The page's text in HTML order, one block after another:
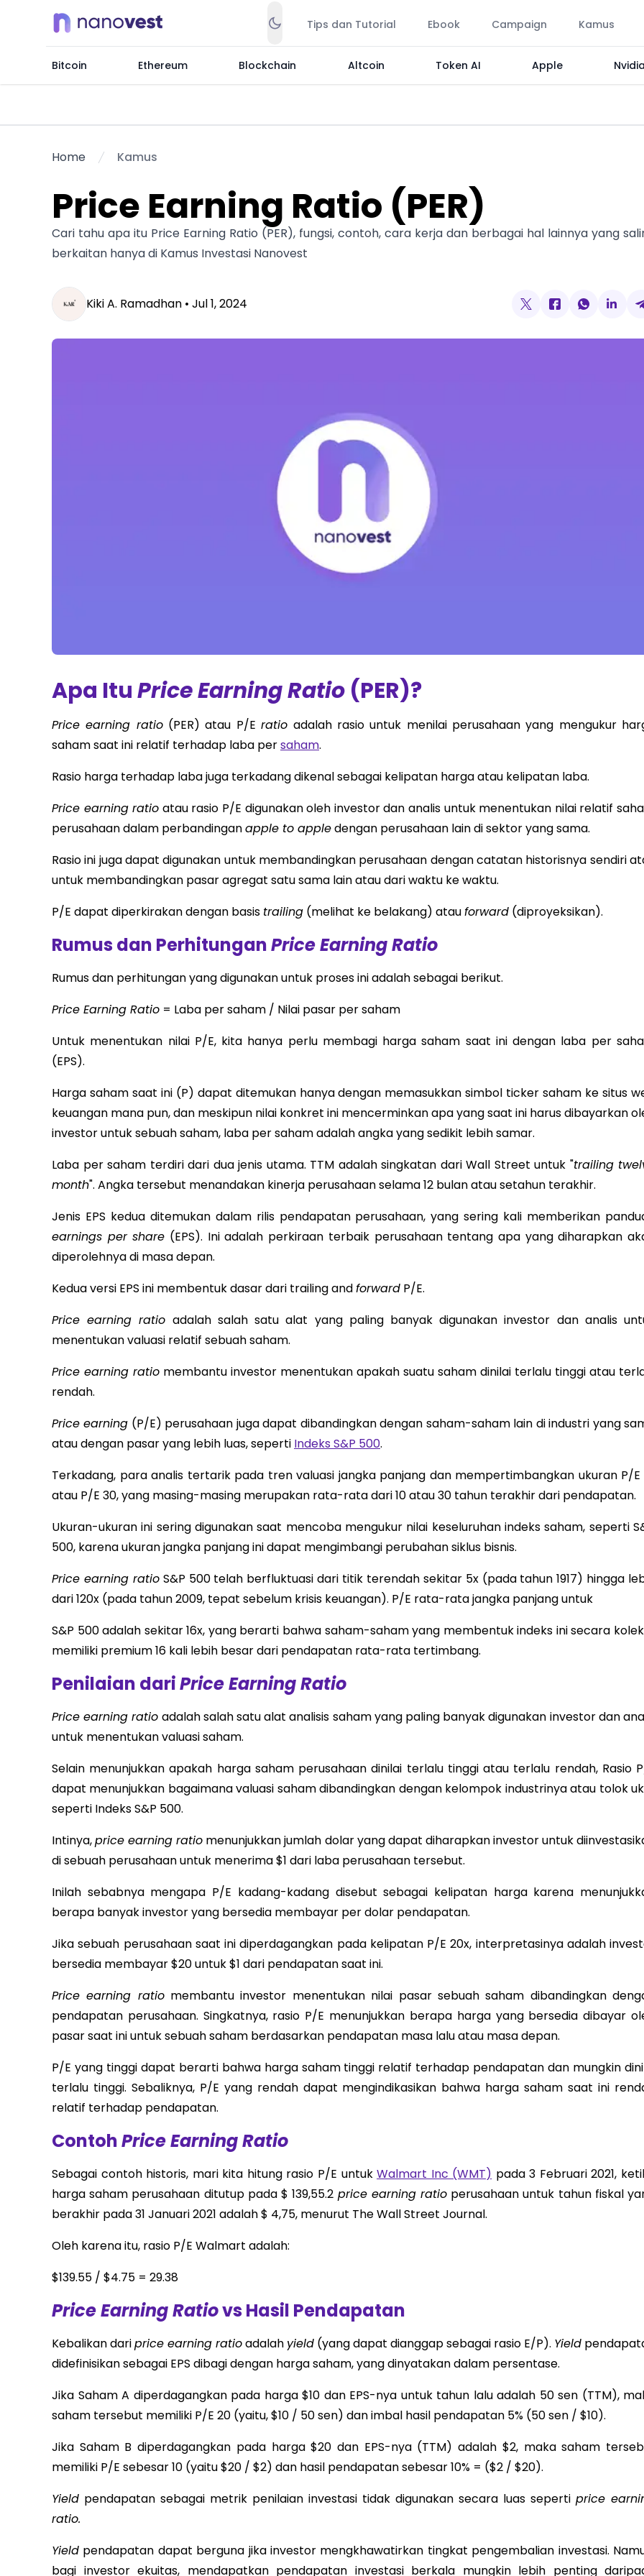
Tips dan Tutorial Ebook Campaign Kamus
Bitcoin Ethereum Blockchain Altcoin Token AI Apple Nvidia
Home Kamus
Price Earning Ratio (PER)
Cari tahu apa itu Price Earning Ratio (PER), fungsi, contoh, cara kerja dan berbagai hal lainnya yang
berkaitan hanya di Kamus Investasi Nanovest
Kiki A. Ramadhan • Jul 1, 2024
Apa ItuPrice Earning Ratio (PER)?
Price earning ratio(PER) atau P/Eratio adalah rasio untuk menilai perusahaan yang mengukur
saham saat ini relatif terhadap laba persaham.
Rasio harga terhadap laba juga terkadang dikenal sebagai kelipatan harga atau kelipatan laba.
Price earning ratio atau rasio P/E digunakan oleh investor dan analis untuk menentukan nilai relatif
perusahaan dalam perbandinganapple to appledengan perusahaan lain di sektor yang sama.
Rasio ini juga dapat digunakan untuk membandingkan perusahaan dengan catatan historisnya sendiri
untuk membandingkan pasar agregat satu sama lain atau dari waktu ke waktu.
P/E dapat diperkirakan dengan basis trailing (melihat ke belakang) atauforward (diproyeksikan).
Rumus dan PerhitunganPrice Earning Ratio
Rumus dan perhitungan yang digunakan untuk proses ini adalah sebagai berikut.
Price Earning Ratio = Laba per saham / Nilai pasar per saham
Untuk menentukan nilai P/E, kita hanya perlu membagi harga saham saat ini dengan laba per
(EPS).
Harga saham saat ini (P) dapat ditemukan hanya dengan memasukkan simbol ticker saham ke situs
keuangan mana pun, dan meskipun nilai konkret ini mencerminkan apa yang saat ini harus dibayarkan
investor untuk sebuah saham, laba per saham adalah angka yang sedikit lebih samar.
Laba per saham terdiri dari dua jenis utama. TTM adalah singkatan dari Wall Street untuk "trailing
month". Angka tersebut menandakan kinerja perusahaan selama 12 bulan atau setahun terakhir.
Jenis EPS kedua ditemukan dalam rilis pendapatan perusahaan, yang sering kali memberikan
earnings per share (EPS). Ini adalah perkiraan terbaik perusahaan tentang apa yang diharapkan
diperolehnya di masa depan.
Kedua versi EPS ini membentuk dasar dari trailing andforward P/E.
Price earning ratio adalah salah satu alat yang paling banyak digunakan investor dan analis
menentukan valuasi relatif sebuah saham.
Price earning ratio membantu investor menentukan apakah suatu saham dinilai terlalu tinggi atau
rendah.
Price earning (P/E) perusahaan juga dapat dibandingkan dengan saham-saham lain di industri yang
atau dengan pasar yang lebih luas, seperti Indeks S&P 500.
Terkadang, para analis tertarik pada tren valuasi jangka panjang dan mempertimbangkan ukuran P/E
atau P/E 30, yang masing-masing merupakan rata-rata dari 10 atau 30 tahun terakhir dari pendapatan.
Ukuran-ukuran ini sering digunakan saat mencoba mengukur nilai keseluruhan indeks saham, seperti
500, karena ukuran jangka panjang ini dapat mengimbangi perubahan siklus bisnis.
Price earning ratioS&P 500 telah berfluktuasi dari titik terendah sekitar 5x (pada tahun 1917) hingga
dari 120x (pada tahun 2009, tepat sebelum krisis keuangan). P/E rata-rata jangka panjang untuk
S&P 500 adalah sekitar 16x, yang berarti bahwa saham-saham yang membentuk indeks ini secara
memiliki premium 16 kali lebih besar dari pendapatan rata-rata tertimbang.
Penilaian dariPrice Earning Ratio
Price earning ratio adalah salah satu alat analisis saham yang paling banyak digunakan investor dan
untuk menentukan valuasi saham.
Selain menunjukkan apakah harga saham perusahaan dinilai terlalu tinggi atau terlalu rendah, Rasio
dapat menunjukkan bagaimana valuasi saham dibandingkan dengan kelompok industrinya atau tolok
seperti Indeks S&P 500.
Intinya,price earning ratio menunjukkan jumlah dolar yang dapat diharapkan investor untuk
di sebuah perusahaan untuk menerima $1 dari laba perusahaan tersebut.
Inilah sebabnya mengapa P/E kadang-kadang disebut sebagai kelipatan harga karena
berapa banyak investor yang bersedia membayar per dolar pendapatan.
Jika sebuah perusahaan saat ini diperdagangkan pada kelipatan P/E 20x, interpretasinya adalah
bersedia membayar $20 untuk $1 dari pendapatan saat ini.
Price earning ratiomembantu investor menentukan nilai pasar sebuah saham dibandingkan
pendapatan perusahaan. Singkatnya, rasio P/E menunjukkan berapa harga yang bersedia dibayar
pasar saat ini untuk sebuah saham berdasarkan pendapatan masa lalu atau masa depan.
P/E yang tinggi dapat berarti bahwa harga saham tinggi relatif terhadap pendapatan dan mungkin
terlalu tinggi. Sebaliknya, P/E yang rendah dapat mengindikasikan bahwa harga saham saat ini
relatif terhadap pendapatan.
ContohPrice Earning Ratio
Sebagai contoh historis, mari kita hitung rasio P/E untukWalmart Inc (WMT) pada 3 Februari 2021,
harga saham perusahaan ditutup pada $ 139,55.2 price earning ratioperusahaan untuk tahun fiskal
berakhir pada 31 Januari 2021 adalah $ 4,75, menurut The Wall Street Journal.
Oleh karena itu, rasio P/E Walmart adalah:
$139.55 / $4.75 = 29.38
Price Earning Ratiovs Hasil Pendapatan
Kebalikan dariprice earning ratioadalah yield (yang dapat dianggap sebagai rasio E/P). Yield
didefinisikan sebagai EPS dibagi dengan harga saham, yang dinyatakan dalam persentase.
Jika Saham A diperdagangkan pada harga $10 dan EPS-nya untuk tahun lalu adalah 50 sen (TTM),
saham tersebut memiliki P/E 20 (yaitu, $10 / 50 sen) dan imbal hasil pendapatan 5% (50 sen / $10).
Jika Saham B diperdagangkan pada harga $20 dan EPS-nya (TTM) adalah $2, maka saham
memiliki P/E sebesar 10 (yaitu $20 / $2) dan hasil pendapatan sebesar 10% = ($2 / $20).
Yield pendapatan sebagai metrik penilaian investasi tidak digunakan secara luas seperti price
ratio.
Yield pendapatan dapat berguna jika investor mengkhawatirkan tingkat pengembalian investasi.
bagi investor ekuitas, mendapatkan pendapatan investasi berkala mungkin lebih penting